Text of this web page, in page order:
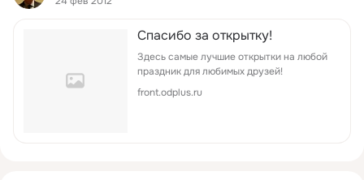
Спасибо за открытку!
Здесь самые лучшие открытки на любой
праздник для любимых друзей!
front.odplus.ru